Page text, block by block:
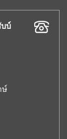
บบ์
ษ์